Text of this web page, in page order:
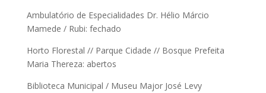
Ambulatório de Especialidades Dr. Hélio Márcio
Mamede / Rubi: fechado
Horto Florestal // Parque Cidade // Bosque Prefeita
Maria Thereza: abertos
Biblioteca Municipal / Museu Major José Levy